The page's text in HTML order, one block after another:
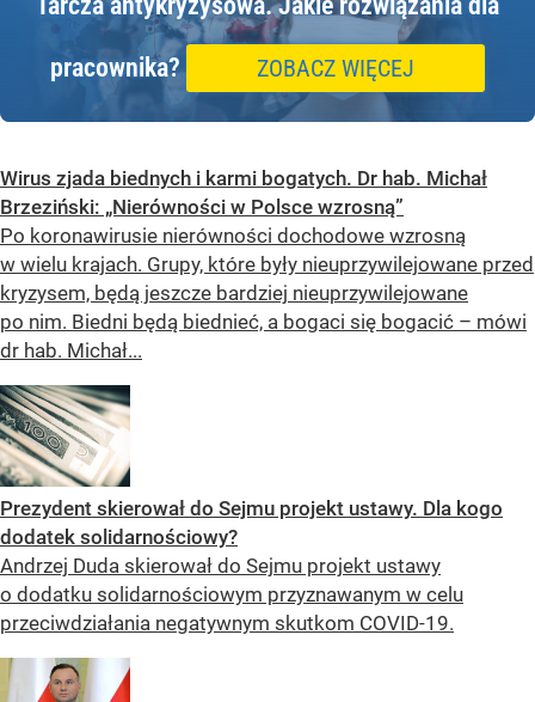
pracownika? ZOBACZ WIĘCEJ
Wirus zjada biednych i karmi bogatych. Dr hab. Michał
Brzeziński: „Nierówności w Polsce wzrosną”
Po koronawirusie nierówności dochodowe wzrosną
w wielu krajach. Grupy, które były nieuprzywilejowane przed
kryzysem, będą jeszcze bardziej nieuprzywilejowane
po nim. Biedni będą biednieć, a bogaci się bogacić – mówi
dr hab. Michał...
Prezydent skierował do Sejmu projekt ustawy. Dla kogo
dodatek solidarnościowy?
Andrzej Duda skierował do Sejmu projekt ustawy
o dodatku solidarnościowym przyznawanym w celu
przeciwdziałania negatywnym skutkom COVID-19.